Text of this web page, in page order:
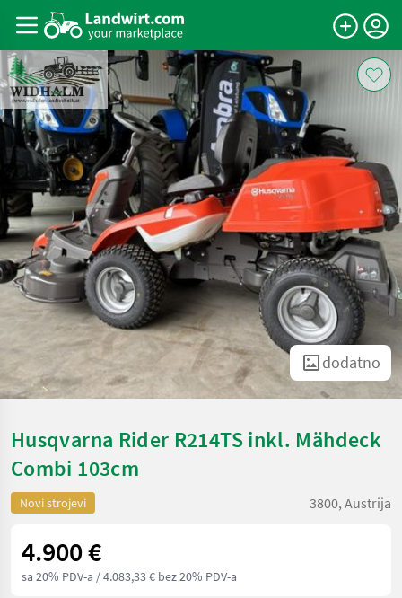
dodatno
Husqvarna Rider R214TS inkl. Mähdeck
Combi 103cm
Novi strojevi 3800, Austrija
4.900 €
sa 20% PDV-a / 4.083,33 € bez 20% PDV-a